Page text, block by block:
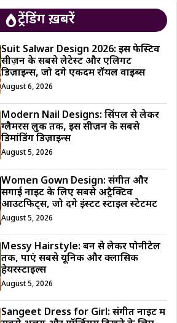
ट्रेंडिंग ख़बरें
Suit Salwar Design 2026: इस फेस्टिव
सीज़न के सबसे लेटेस्ट और एलिगेंट
डिज़ाइन्स, जो देंगे एकदम रॉयल वाइब्स
August 6, 2026
Modern Nail Designs: सिंपल से लेकर
ग्लैमरस लुक तक, इस सीज़न के सबसे
डिमांडिंग डिज़ाइन्स
August 5, 2026
Women Gown Design: संगीत और
सगाई नाइट के लिए सबसे अट्रैक्टिव
आउटफिट्स, जो देंगे इंस्टेंट स्टाइल स्टेटमेंट
August 5, 2026
Messy Hairstyle: बन से लेकर पोनीटेल
तक, पाएं सबसे यूनिक और क्लासिक
हेयरस्टाइल्स
August 5, 2026
Sangeet Dress for Girl: संगीत नाइट में